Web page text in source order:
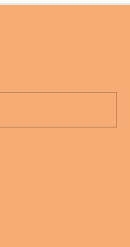
a